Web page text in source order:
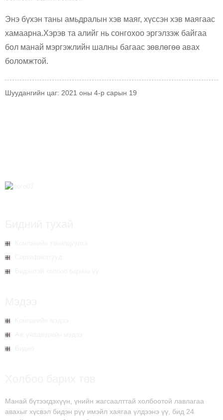
Энэ бүхэн таны амьдралын хэв маяг, хүссэн хэв маягаас
хамаарна.Хэрэв та алийг нь сонгохоо эргэлзэж байгаа
бол манай мэргэжлийн шалны багаас зөвлөгөө авах
боломжтой.
Шуудангийн цаг: 2021 оны 4-р сарын 19
Манай бүтээгдэхүүн, үнийн жагсаалттай холбоотой лавлагаа
авахыг хүсвэл бидэн рүү имэйл хаягаа үлдээнэ үү, бид 24